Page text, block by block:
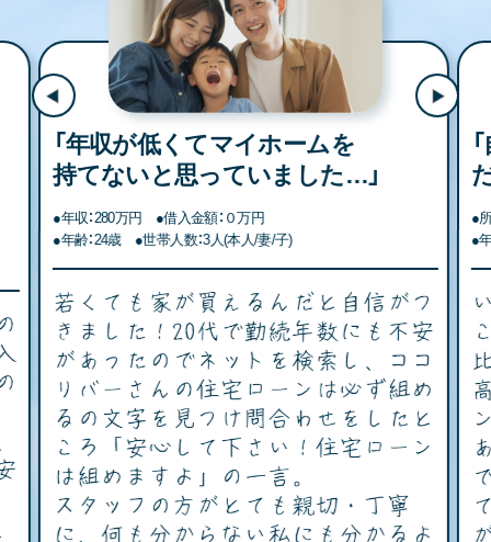
「自営業でローン審査が不安
だったけど…」
●所得：200万円 ●借入金額：100万円
●年齢：38歳 ●世帯人数：４人(本人/妻/子/子)
●
●